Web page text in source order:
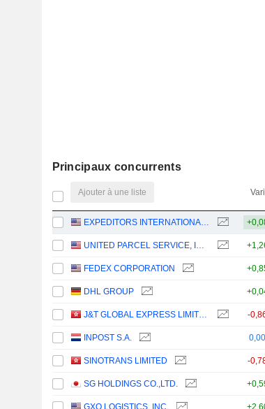
Principaux concurrents
Ajouter à une liste
EXPEDITORS INTERNATIONAL OF WASHINGTON INC.
UNITED PARCEL SERVICE, INC.
FEDEX CORPORATION
DHL GROUP
J&T GLOBAL EXPRESS LIMITED -
INPOST S.A.
SINOTRANS LIMITED -
SG HOLDINGS CO.,LTD.
GXO LOGISTICS, INC.